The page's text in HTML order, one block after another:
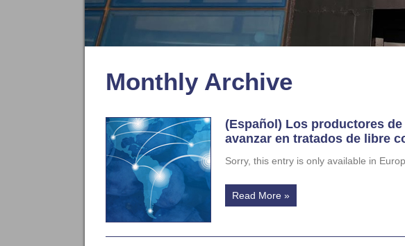
Monthly Archive
(Español) Los productores
avanzar en tratados de libre
Sorry, this entry is only available in
Read More »